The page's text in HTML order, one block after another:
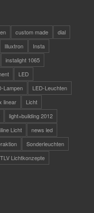
custom made
dial
Illuxtron
Insta
instalight 1065
LED
Lampen
LED-Leuchten
linear
Licht
light+building 2012
Licht
news led
Sonderleuchten
TLV Lichtkonzepte